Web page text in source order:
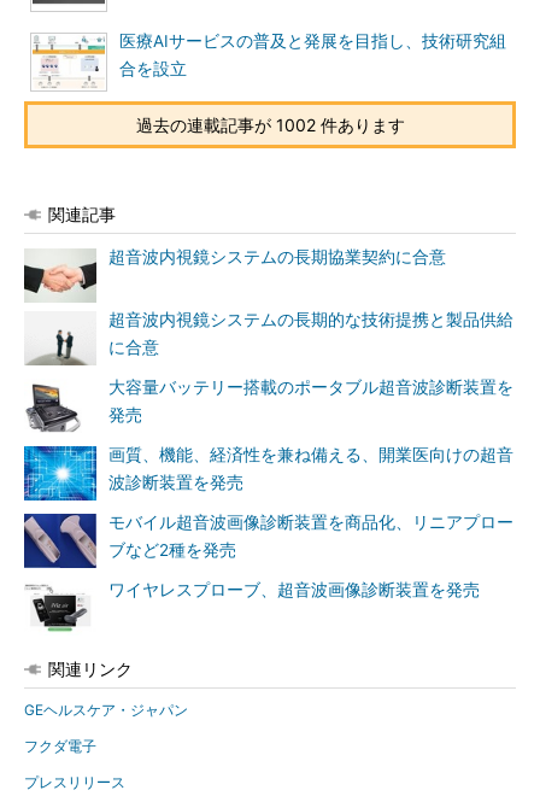
医療AIサービスの普及と発展を目指し、技術研究組
合を設立
過去の連載記事が 1002 件あります
関連記事
超音波内視鏡システムの長期協業契約に合意
超音波内視鏡システムの長期的な技術提携と製品供給
に合意
大容量バッテリー搭載のポータブル超音波診断装置を
発売
画質、機能、経済性を兼ね備える、開業医向けの超音
波診断装置を発売
モバイル超音波画像診断装置を商品化、リニアプロー
ブなど2種を発売
ワイヤレスプローブ、超音波画像診断装置を発売
関連リンク
GEヘルスケア・ジャパン
フクダ電子
プレスリリース